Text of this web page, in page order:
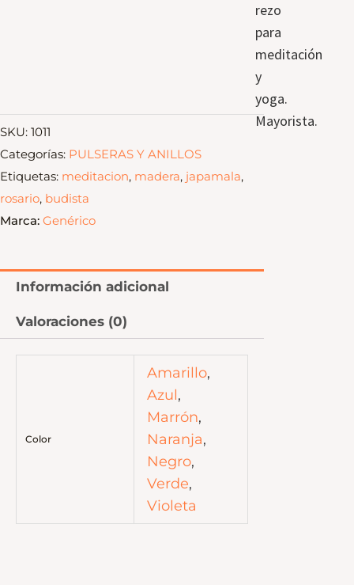
rezo
para
meditación
y
yoga.
Mayorista.
SKU: 1011
Categorías: PULSERAS Y ANILLOS
Etiquetas: meditacion, madera, japamala,
rosario, budista
Marca: Genérico
Información adicional
Valoraciones (0)
Color
Amarillo,
Azul,
Marrón,
Naranja,
Negro,
Verde,
Violeta